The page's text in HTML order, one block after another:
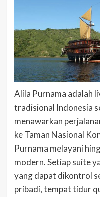
Alila Purnama adalah
tradisional Indonesia
menawarkan
ke Taman Nasional
Purnama melayani
modern. Setiap suite
yang dapat dikontrol
pribadi, tempat tidur